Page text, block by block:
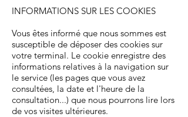
INFORMATIONS SUR LES COOKIES
Vous êtes informé que nous sommes est
susceptible de déposer des cookies sur
votre terminal. Le cookie enregistre des
informations relatives à la navigation sur
le service (les pages que vous avez
consultées, la date et l'heure de la
consultation...) que nous pourrons lire lors
de vos visites ultérieures.